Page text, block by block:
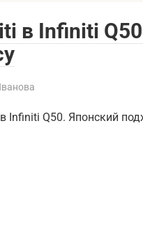
в Infiniti
Infiniti Q50. Японский